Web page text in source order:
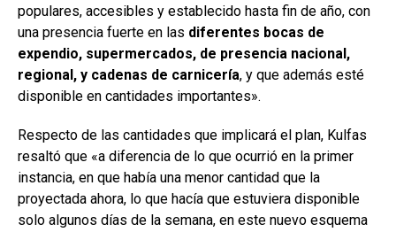
populares, accesibles y establecido hasta fin de año, con
una presencia fuerte en las diferentes bocas de
expendio, supermercados, de presencia nacional,
regional, y cadenas de carnicería, y que además esté
disponible en cantidades importantes».
Respecto de las cantidades que implicará el plan, Kulfas
resaltó que «a diferencia de lo que ocurrió en la primer
instancia, en que había una menor cantidad que la
proyectada ahora, lo que hacía que estuviera disponible
solo algunos días de la semana, en este nuevo esquema